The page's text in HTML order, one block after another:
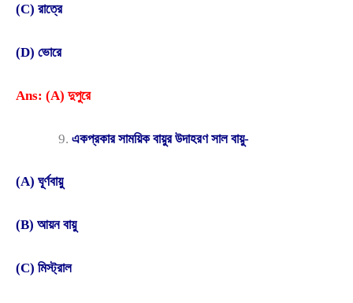
(C) রাত্রে
(D) ভোরে
Ans: (A) দুপুরে
একপ্রকার সাময়িক বায়ুর উদাহরণ সাল বায়ু-
(A) ঘূর্ণবায়ু
(B) আয়ন বায়ু
(C) মিস্ট্রাল